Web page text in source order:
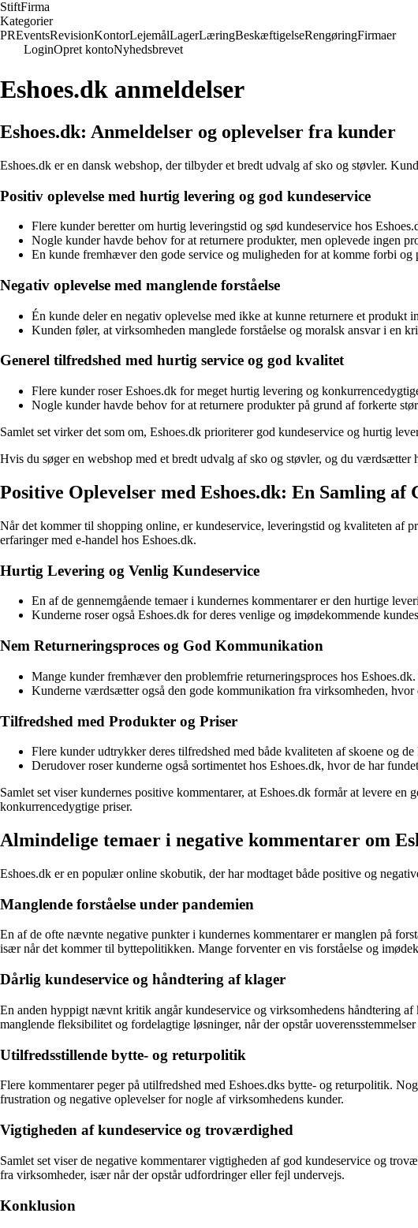
StiftFirma
Kategorier
PREventsRevisionKontorLejemålLagerLæringBeskæftigelseRengøringFirmaer
LoginOpret kontoNyhedsbrevet
Eshoes.dk anmeldelser
Eshoes.dk: Anmeldelser og oplevelser fra kunder
Eshoes.dk er en dansk webshop, der tilbyder et bredt udvalg af sko og støvler.
Positiv oplevelse med hurtig levering og god kundeservice
Flere kunder beretter om hurtig leveringstid og sød kundeservice hos
Nogle kunder havde behov for at returnere produkter, men oplevede ingen
En kunde fremhæver den gode service og muligheden for at komme forbi og
Negativ oplevelse med manglende forståelse
Én kunde deler en negativ oplevelse med ikke at kunne returnere et
Kunden føler, at virksomheden manglede forståelse og moralsk ansvar i en
Generel tilfredshed med hurtig service og god kvalitet
Flere kunder roser Eshoes.dk for meget hurtig levering og
Nogle kunder havde behov for at returnere produkter på grund af forkerte
Samlet set virker det som om, Eshoes.dk prioriterer god kundeservice og hurtig
Hvis du søger en webshop med et bredt udvalg af sko og støvler, og du
Positive Oplevelser med Eshoes.dk: En Samling
Når det kommer til shopping online, er kundeservice, leveringstid og kvaliteten af
erfaringer med e-handel hos Eshoes.dk.
Hurtig Levering og Venlig Kundeservice
En af de gennemgående temaer i kundernes kommentarer er den hurtige
Kunderne roser også Eshoes.dk for deres venlige og imødekommende
Nem Returneringsproces og God Kommunikation
Mange kunder fremhæver den problemfrie returneringsproces hos
Kunderne værdsætter også den gode kommunikation fra virksomheden, hvor
Tilfredshed med Produkter og Priser
Flere kunder udtrykker deres tilfredshed med både kvaliteten af skoene og
Derudover roser kunderne også sortimentet hos Eshoes.dk, hvor de har
Samlet set viser kundernes positive kommentarer, at Eshoes.dk formår at levere
konkurrencedygtige priser.
Almindelige temaer i negative kommentarer om
Eshoes.dk er en populær online skobutik, der har modtaget både positive og
Manglende forståelse under pandemien
En af de ofte nævnte negative punkter i kundernes kommentarer er manglen på
især når det kommer til byttepolitikken. Mange forventer en vis forståelse og
Dårlig kundeservice og håndtering af klager
En anden hyppigt nævnt kritik angår kundeservice og virksomhedens håndtering
manglende fleksibilitet og fordelagtige løsninger, når der opstår
Utilfredsstillende bytte- og returpolitik
Flere kommentarer peger på utilfredshed med Eshoes.dks bytte- og returpolitik.
frustration og negative oplevelser for nogle af virksomhedens kunder.
Vigtigheden af kundeservice og troværdighed
Samlet set viser de negative kommentarer vigtigheden af god kundeservice og
fra virksomheder, især når der opstår udfordringer eller fejl undervejs.
Konklusion